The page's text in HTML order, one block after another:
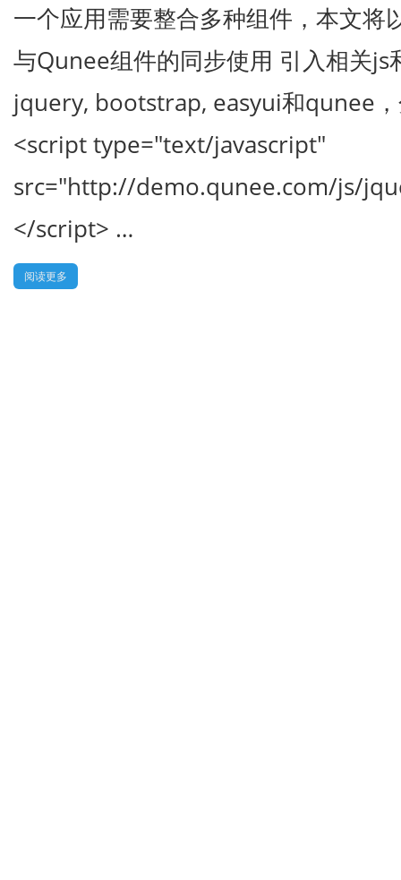
一个应用需要整合多种组件，本文将
与Qunee组件的同步使用 引入相关js
jquery, bootstrap, easyui和qunee
<script type="text/javascript"
src="http://demo.qunee.com/js/
</script> …
阅读更多